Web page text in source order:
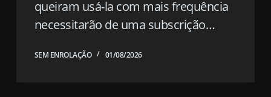
queiram usá-la com mais frequência
necessitarão de uma subscrição…
SEM ENROLAÇÃO 01/08/2026